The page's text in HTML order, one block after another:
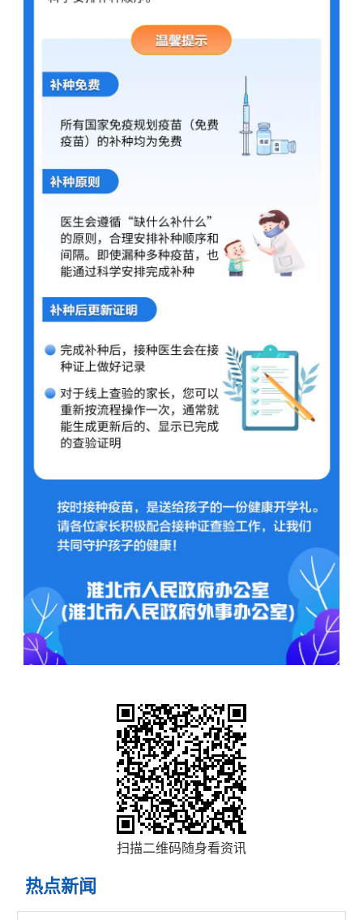
扫描二维码随身看资讯
热点新闻